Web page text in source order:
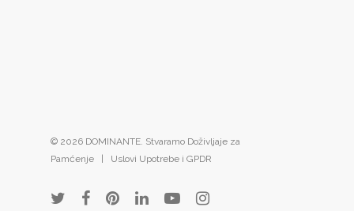
© 2026 DOMINANTE. Stvaramo Doživljaje za
Pamćenje | Uslovi Upotrebe i GPDR